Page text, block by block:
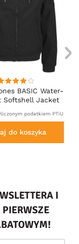
BASIC Water-
Softshell Jacket
podatkiem PTiU
do koszyka
I